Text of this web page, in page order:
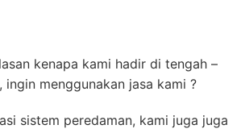
kenapa kami hadir di tengah –
ingin menggunakan jasa kami ?
sistem peredaman, kami juga juga